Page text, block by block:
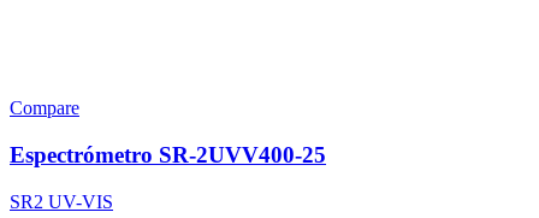
Compare
Espectrómetro SR-2UVV400-25
SR2 UV-VIS